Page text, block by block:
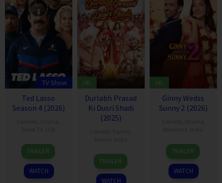
Eps:
1
TV Show
Ted Lasso
Season 4 (2026)
14
Aug
2020
Jason
Sudeikis
TRAILER
WATCH
HD
Durlabh Prasad
Ki Dusri Shadi
(2025)
19
Dec
2025
Siddhant
Raj
Singh
TRAILER
WATCH
HD
Ginny Wedss
Sunny 2 (2026)
24
Apr
2026
Prashant
Jha
TRAILER
WATCH